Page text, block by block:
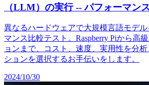
（LLM）の実行 -- パフォーマン
異なるハードウェアで大規模言語モデ
マンス比較テスト。Raspberry Piから高
ョンまで、コスト、速度、実用性を分
ションを選択するお手伝いをします。
2024/10/30